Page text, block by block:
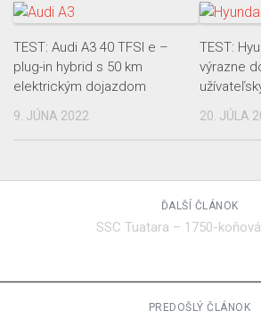
TEST: Audi A3 40 TFSI e –
plug-in hybrid s 50 km
elektrickým dojazdom
9. JÚNA 2022
TEST:
výrazne
20. JÚLA
ĎALŠÍ ČLÁNOK
SSC Tuatara – 1750-
PREDOŠLÝ ČLÁNOK